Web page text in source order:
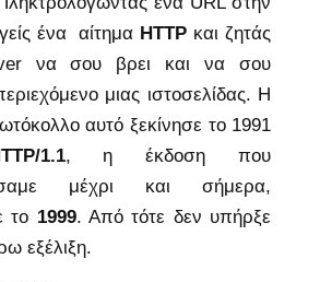
ένα αίτημα HTTP και ζητάς
να σου βρει και να σου
μιας ιστοσελίδας. Η
αυτό ξεκίνησε το 1991
1.1, η έκδοση που
μέχρι και σήμερα,
το 1999. Από τότε δεν υπήρξε
εξέλιξη.